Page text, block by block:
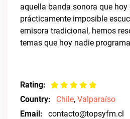
aquella banda sonora que hoy
prácticamente imposible
emisora tradicional, hemos
temas que hoy nadie
Rating:
Country:
Chile, Valparaíso
Email:
contacto@topsyfm.cl